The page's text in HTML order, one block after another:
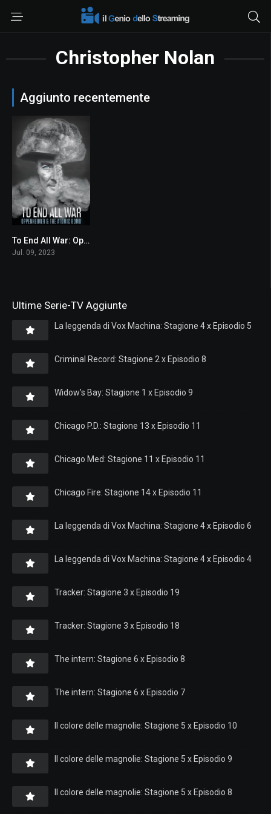
Christopher Nolan
Aggiunto recentemente
7.4To End All War: Oppenheimer & the Atomic Bomb
Jul. 09, 2023
Ultime Serie-TV Aggiunte
La leggenda di Vox Machina: Stagione 4 x Episodio 5
Criminal Record: Stagione 2 x Episodio 8
Widow’s Bay: Stagione 1 x Episodio 9
Chicago P.D.: Stagione 13 x Episodio 11
Chicago Med: Stagione 11 x Episodio 11
Chicago Fire: Stagione 14 x Episodio 11
La leggenda di Vox Machina: Stagione 4 x Episodio 6
La leggenda di Vox Machina: Stagione 4 x Episodio 4
Tracker: Stagione 3 x Episodio 19
Tracker: Stagione 3 x Episodio 18
The intern: Stagione 6 x Episodio 8
The intern: Stagione 6 x Episodio 7
Il colore delle magnolie: Stagione 5 x Episodio 10
Il colore delle magnolie: Stagione 5 x Episodio 9
Il colore delle magnolie: Stagione 5 x Episodio 8